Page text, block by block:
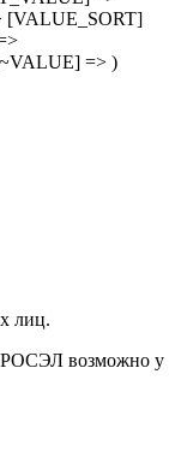
=> )
Е27 3000К
к перепадам
лиц.
РОСЭЛ возможно у